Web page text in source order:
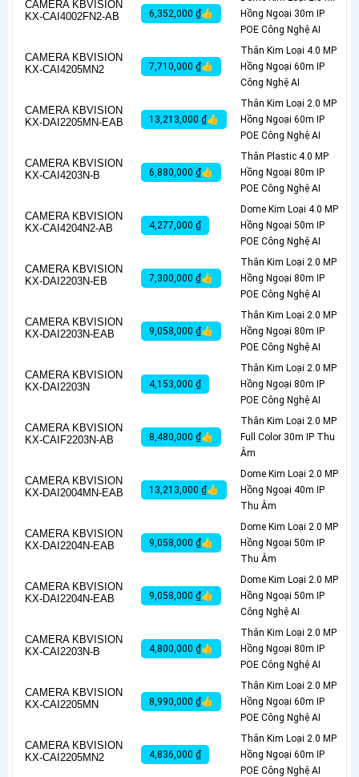
CAMERA KBVISION
KX-CAI4002FN2-AB
6,352,000 ₫👍
Hồng Ngoại 30m IP
POE Công Nghệ AI
CAMERA KBVISION
KX-CAI4205MN2
7,710,000 ₫👍
Thân Kim Loại 4.0 MP
Hồng Ngoại 60m IP
Công Nghệ AI
CAMERA KBVISION
KX-DAI2205MN-EAB
13,213,000 ₫👍
Thân Kim Loại 2.0 MP
Hồng Ngoại 60m IP
POE Công Nghệ AI
CAMERA KBVISION
KX-CAI4203N-B
6,880,000 ₫👍
Thân Plastic 4.0 MP
Hồng Ngoại 80m IP
POE Công Nghệ AI
CAMERA KBVISION
KX-CAI4204N2-AB
4,277,000 ₫
Dome Kim Loại 4.0 MP
Hồng Ngoại 50m IP
POE Công Nghệ AI
CAMERA KBVISION
KX-DAI2203N-EB
7,300,000 ₫👍
Thân Kim Loại 2.0 MP
Hồng Ngoại 80m IP
POE Công Nghệ AI
CAMERA KBVISION
KX-DAI2203N-EAB
9,058,000 ₫👍
Thân Kim Loại 2.0 MP
Hồng Ngoại 80m IP
POE Công Nghệ AI
CAMERA KBVISION
KX-DAI2203N
4,153,000 ₫
Thân Kim Loại 2.0 MP
Hồng Ngoại 80m IP
POE Công Nghệ AI
CAMERA KBVISION
KX-CAIF2203N-AB
8,480,000 ₫👍
Thân Kim Loại 2.0 MP
Full Color 30m IP Thu
Âm
CAMERA KBVISION
KX-DAI2004MN-EAB
13,213,000 ₫👍
Dome Kim Loại 2.0 MP
Hồng Ngoại 40m IP
Thu Âm
CAMERA KBVISION
KX-DAI2204N-EAB
9,058,000 ₫👍
Dome Kim Loại 2.0 MP
Hồng Ngoại 50m IP
Thu Âm
CAMERA KBVISION
KX-DAI2204N-EAB
9,058,000 ₫👍
Dome Kim Loại 2.0 MP
Hồng Ngoại 50m IP
Công Nghệ AI
CAMERA KBVISION
KX-CAI2203N-B
4,800,000 ₫👍
Thân Kim Loại 2.0 MP
Hồng Ngoại 80m IP
POE Công Nghệ AI
CAMERA KBVISION
KX-CAI2205MN
8,990,000 ₫👍
Thân Kim Loại 2.0 MP
Hồng Ngoại 60m IP
POE Công Nghệ AI
CAMERA KBVISION
KX-CAI2205MN2
4,836,000 ₫
Thân Kim Loại 2.0 MP
Hồng Ngoại 60m IP
POE Công Nghệ AI